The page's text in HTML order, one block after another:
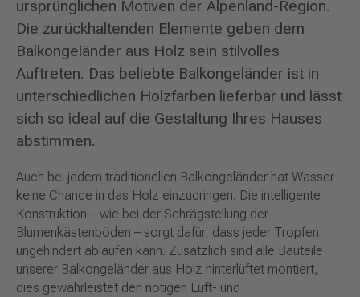
ursprünglichen Motiven der Alpenland-Region.
Die zurückhaltenden Elemente geben dem
Balkongeländer aus Holz sein stilvolles
Auftreten. Das beliebte Balkongeländer ist in
unterschiedlichen Holzfarben lieferbar und lässt
sich so ideal auf die Gestaltung Ihres Hauses
abstimmen.
Auch bei jedem traditionellen Balkongeländer hat Wasser
keine Chance in das Holz einzudringen. Die intelligente
Konstruktion – wie bei der Schrägstellung der
Blumenkästenböden – sorgt dafür, dass jeder Tropfen
ungehindert ablaufen kann. Zusätzlich sind alle Bauteile
unserer Balkongeländer aus Holz hinterlüftet montiert,
dies gewährleistet den nötigen Luft- und